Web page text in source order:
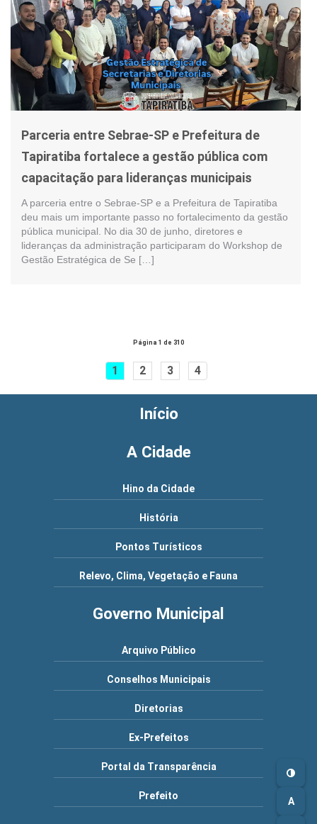
A
Parceria entre Sebrae-SP e Prefeitura de
Tapiratiba fortalece a gestão pública com
capacitação para lideranças municipais
A parceria entre o Sebrae-SP e a Prefeitura de Tapiratiba
deu mais um importante passo no fortalecimento da gestão
pública municipal. No dia 30 de junho, diretores e
lideranças da administração participaram do Workshop de
Gestão Estratégica de Se […]
Página 1 de 310
1 2 3 4
Início
A Cidade
Hino da Cidade
História
Pontos Turísticos
Relevo, Clima, Vegetação e Fauna
Governo Municipal
Arquivo Público
Conselhos Municipais
Diretorias
Ex-Prefeitos
Portal da Transparência
Prefeito